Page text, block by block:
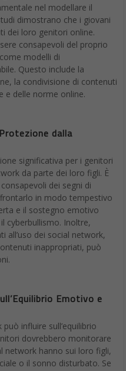
nel modellare il
dimostrano che i giovani
dei loro genitori online.
consapevoli del proprio
modelli di
Questo include la
la condivisione di contenuti
e delle norme online.
dalla
significativa per i genitori
da parte dei loro figli. È
dei segni di
in modo tempestivo
e il sostegno emotivo
cyberbullismo. Inoltre,
all’uso dei social network,
inappropriati, può
Emotivo e
influire sull’equilibrio
dovrebbero monitorare
network hanno sui loro figli,
o il sonno disturbato. Se